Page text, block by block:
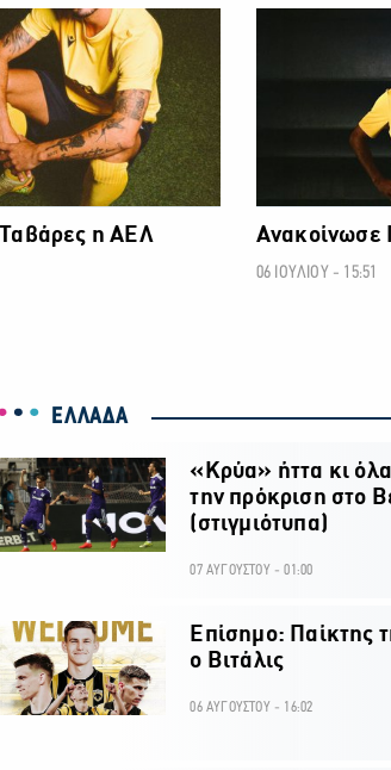
ΠΡΩΤΑΘΛΗΜΑ CYTA
η ΑΕΛ Ανακοίνωσε
06 ΙΟΥΛΙΟΥ - 15:51
ΕΛΛΑΔΑ
«Κρύα» ήττα κι όλα
την πρόκριση στο
(στιγμιότυπα)
07 ΑΥΓΟΥΣΤΟΥ - 01:00
Επίσημο: Παίκτης
ο Βιτάλις
06 ΑΥΓΟΥΣΤΟΥ - 16:02